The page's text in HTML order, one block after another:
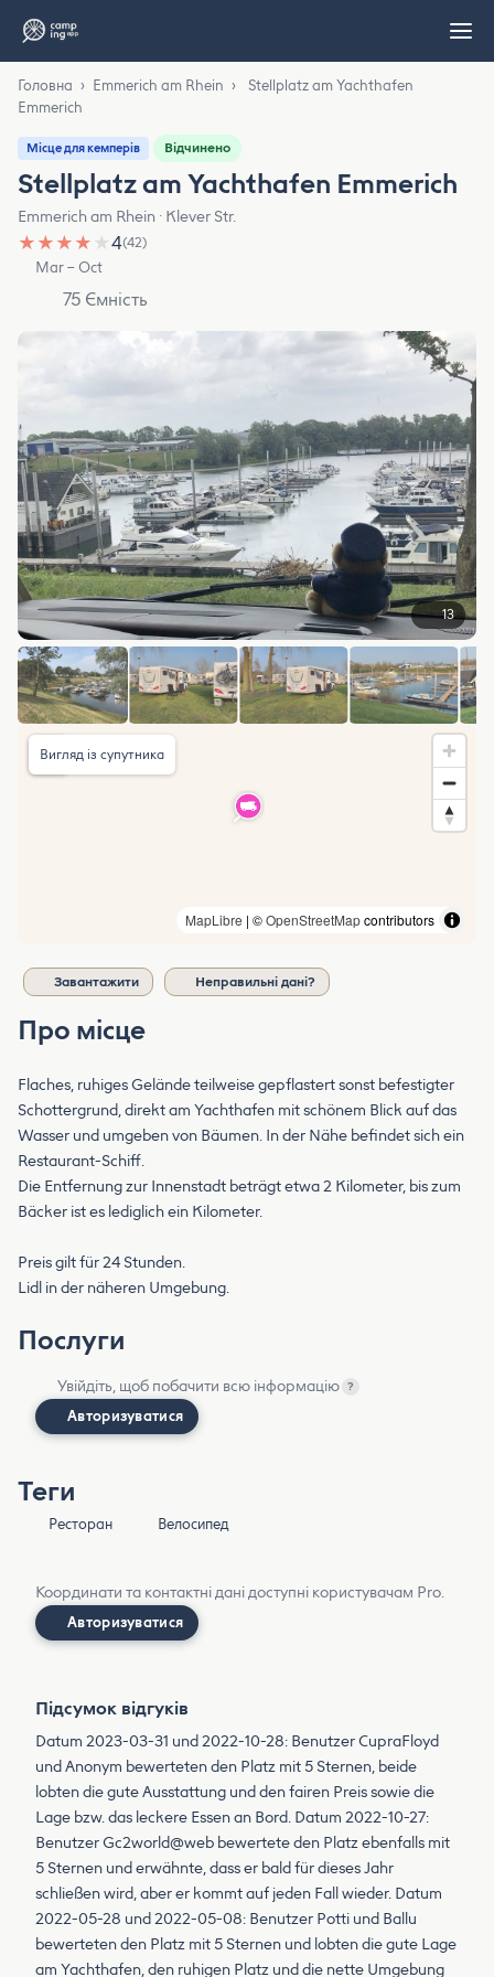
Головна › Emmerich am Rhein ›
Stellplatz am Yachthafen
Emmerich
Місце для кемперів Відчинено
Stellplatz am Yachthafen Emmerich
Emmerich am Rhein · Klever Str.
★ ★ ★ ★ ★4(42)
Mar – Oct
75 Ємність
13
MapLibre | ©OpenStreetMapcontributors
Вигляд із супутника
Завантажити Неправильні дані?
Про місце
Flaches, ruhiges Gelände teilweise gepflastert sonst befestigter
Schottergrund, direkt am Yachthafen mit schönem Blick auf das
Wasser und umgeben von Bäumen. In der Nähe befindet sich ein
Restaurant-Schiff.
Die Entfernung zur Innenstadt beträgt etwa 2 Kilometer, bis zum
Bäcker ist es lediglich ein Kilometer.
Preis gilt für 24 Stunden.
Lidl in der näheren Umgebung.
Послуги
Увійдіть, щоб побачити всю інформацію ?
Авторизуватися
Теги
Ресторан Велосипед
Координати та контактні дані доступні користувачам Pro.
Авторизуватися
Підсумок відгуків
Datum 2023-03-31 und 2022-10-28: Benutzer CupraFloyd
und Anonym bewerteten den Platz mit 5 Sternen, beide
lobten die gute Ausstattung und den fairen Preis sowie die
Lage bzw. das leckere Essen an Bord. Datum 2022-10-27:
Benutzer Gc2world@web bewertete den Platz ebenfalls mit
5 Sternen und erwähnte, dass er bald für dieses Jahr
schließen wird, aber er kommt auf jeden Fall wieder. Datum
2022-05-28 und 2022-05-08: Benutzer Potti und Ballu
bewerteten den Platz mit 5 Sternen und lobten die gute Lage
am Yachthafen, den ruhigen Platz und die nette Umgebung